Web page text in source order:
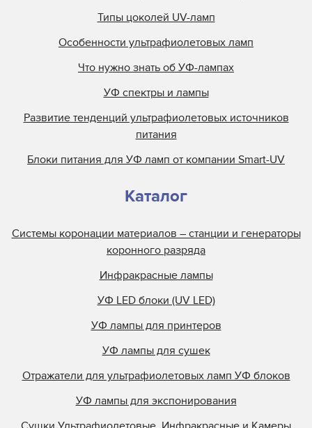
Типы цоколей UV-ламп
Особенности ультрафиолетовых ламп
Что нужно знать об УФ-лампах
УФ спектры и лампы
Развитие тенденций ультрафиолетовых источников
питания
Блоки питания для УФ ламп от компании Smart-UV
Каталог
Системы коронации материалов – станции и генераторы
коронного разряда
Инфракрасные лампы
УФ LED блоки (UV LED)
УФ лампы для принтеров
УФ лампы для сушек
Отражатели для ультрафиолетовых ламп УФ блоков
УФ лампы для экспонирования